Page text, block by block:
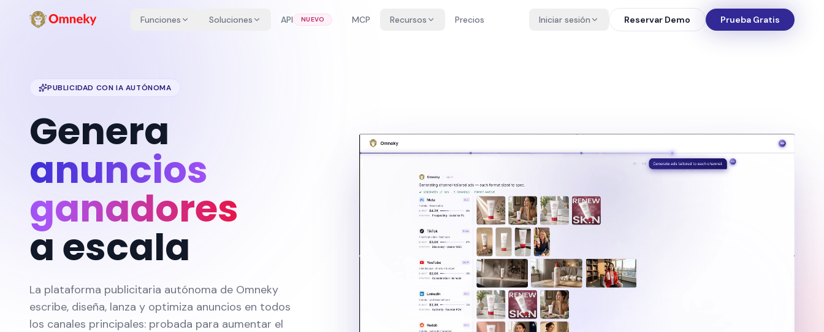
Funciones Soluciones API NUEVO MCP Recursos Precios Iniciar sesión Reservar Demo Prueba Gratis
PUBLICIDAD CON IA AUTÓNOMA
Genera
anuncios
ganadores
a escala
La plataforma publicitaria autónoma de Omneky
escribe, diseña, lanza y optimiza anuncios en todos
los canales principales: probada para aumentar el